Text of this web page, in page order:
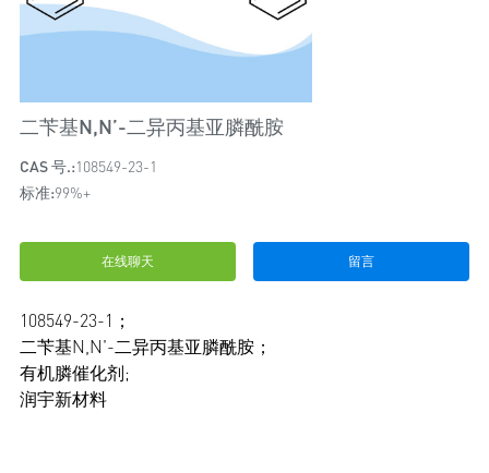
二苄基N,N’-二异丙基亚膦酰胺
CAS 号.:108549-23-1
标准:99%+
在线聊天 留言
108549-23-1；
二苄基N,N'-二异丙基亚膦酰胺；
有机膦催化剂;
润宇新材料